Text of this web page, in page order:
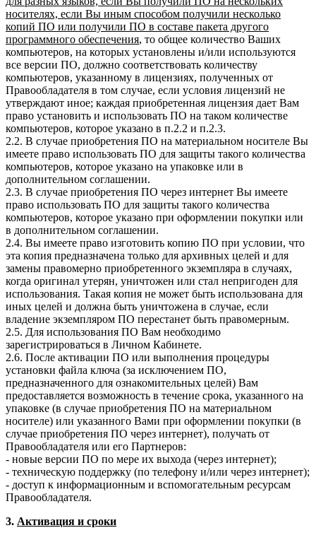
носителях, если Вы иным способом получили несколько
копий ПО или получили ПО в составе пакета другого
программного обеспечения, то общее количество Ваших
компьютеров, на которых установлены и/или используются
все версии ПО, должно соответствовать количеству
компьютеров, указанному в лицензиях, полученных от
Правообладателя в том случае, если условия лицензий не
утверждают иное; каждая приобретенная лицензия дает Вам
право установить и использовать ПО на таком количестве
компьютеров, которое указано в п.2.2 и п.2.3.
2.2. В случае приобретения ПО на материальном носителе Вы
имеете право использовать ПО для защиты такого количества
компьютеров, которое указано на упаковке или в
дополнительном соглашении.
2.3. В случае приобретения ПО через интернет Вы имеете
право использовать ПО для защиты такого количества
компьютеров, которое указано при оформлении покупки или
в дополнительном соглашении.
2.4. Вы имеете право изготовить копию ПО при условии, что
эта копия предназначена только для архивных целей и для
замены правомерно приобретенного экземпляра в случаях,
когда оригинал утерян, уничтожен или стал непригоден для
использования. Такая копия не может быть использована для
иных целей и должна быть уничтожена в случае, если
владение экземпляром ПО перестанет быть правомерным.
2.5. Для использования ПО Вам необходимо
зарегистрироваться в Личном Кабинете.
2.6. После активации ПО или выполнения процедуры
установки файла ключа (за исключением ПО,
предназначенного для ознакомительных целей) Вам
предоставляется возможность в течение срока, указанного на
упаковке (в случае приобретения ПО на материальном
носителе) или указанного Вами при оформлении покупки (в
случае приобретения ПО через интернет), получать от
Правообладателя или его Партнеров:
- новые версии ПО по мере их выхода (через интернет);
- техническую поддержку (по телефону и/или через интернет);
- доступ к информационным и вспомогательным ресурсам
Правообладателя.
3. Активация и сроки